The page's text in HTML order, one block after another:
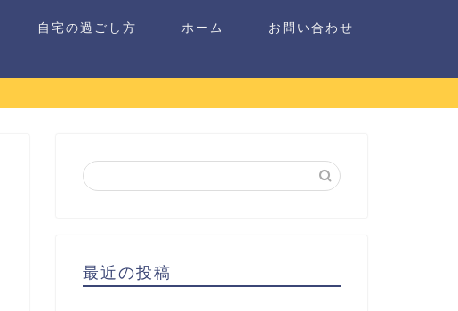
自宅の過ごし方 ホーム お問い合わせ
最近の投稿